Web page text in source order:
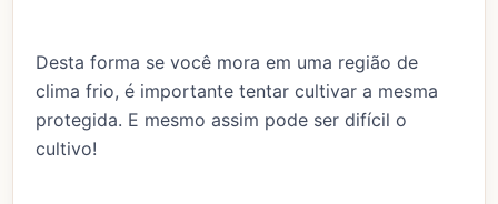
Desta forma se você mora em uma região de
clima frio, é importante tentar cultivar a mesma
protegida. E mesmo assim pode ser difícil o
cultivo!